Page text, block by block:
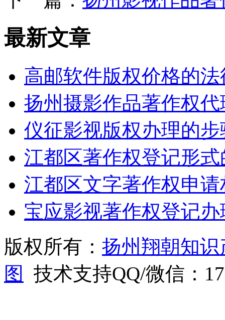
最新文章
高邮软件版权价格的
扬州摄影作品著作权
仪征影视版权办理的
江都区著作权登记形
江都区文字著作权申
宝应影视著作权登记
版权所有： 扬州翔朝知
图
技术支持QQ/微信：